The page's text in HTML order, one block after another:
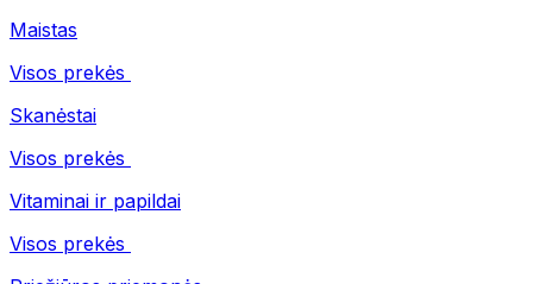
Maistas
Visos prekės
Skanėstai
Visos prekės
Vitaminai ir papildai
Visos prekės